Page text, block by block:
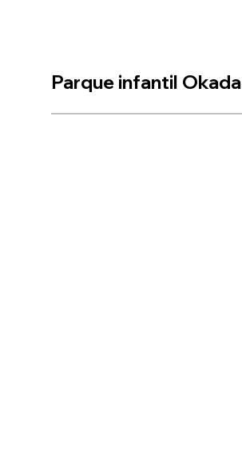
Parque infantil Okada